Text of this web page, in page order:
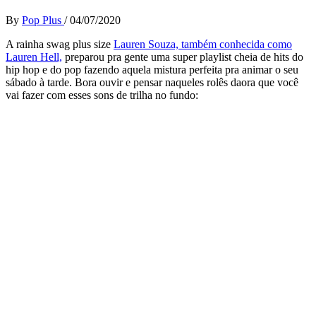
By Pop Plus / 04/07/2020
A rainha swag plus size Lauren Souza, também conhecida como
Lauren Hell, preparou pra gente uma super playlist cheia de hits do
hip hop e do pop fazendo aquela mistura perfeita pra animar o seu
sábado à tarde. Bora ouvir e pensar naqueles rolês daora que você
vai fazer com esses sons de trilha no fundo: